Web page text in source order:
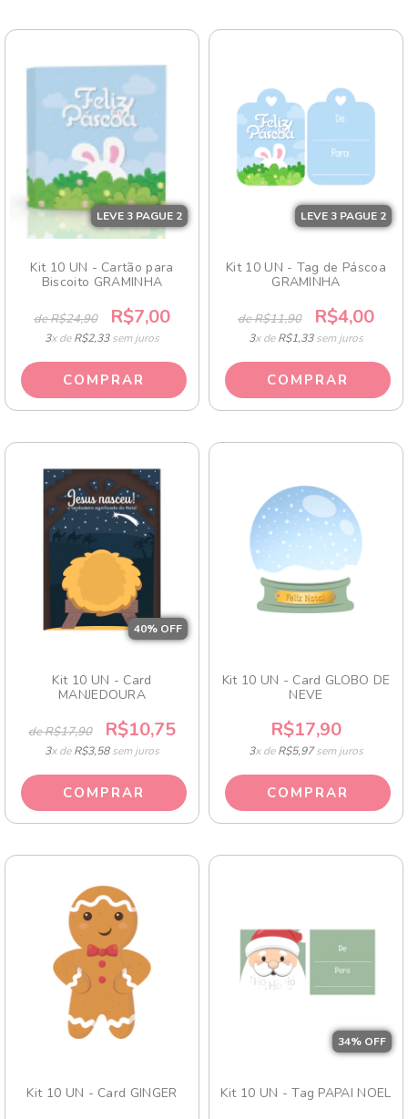
LEVE 3 PAGUE 2
Kit 10 UN - Cartão para
Biscoito GRAMINHA
de R$24,90 R$7,00
3x deR$2,33sem juros
LEVE 3 PAGUE 2
Kit 10 UN - Tag de Páscoa
GRAMINHA
de R$11,90 R$4,00
3x deR$1,33sem juros
40% OFF
Kit 10 UN - Card
MANJEDOURA
de R$17,90 R$10,75
3x deR$3,58sem juros
Kit 10 UN - Card GLOBO DE
NEVE
R$17,90
3x deR$5,97sem juros
Kit 10 UN - Card GINGER
34% OFF
Kit 10 UN - Tag PAPAI NOEL